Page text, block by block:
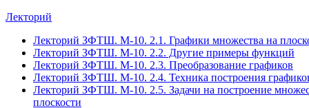
Лекторий
Лекторий ЗФТШ. М-10. 2.1. Графики множества на
Лекторий ЗФТШ. М-10. 2.2. Другие примеры функций
Лекторий ЗФТШ. М-10. 2.3. Преобразование графиков
Лекторий ЗФТШ. М-10. 2.4. Техника построения
Лекторий ЗФТШ. М-10. 2.5. Задачи на построение
плоскости